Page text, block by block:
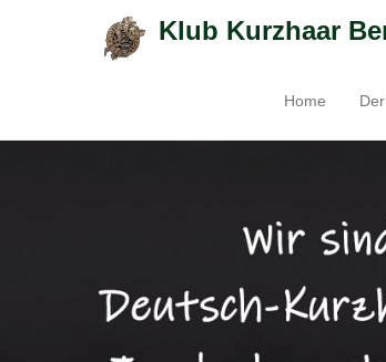
Klub Kurzhaar
Primäres Menü
Zum Inhalt
Home